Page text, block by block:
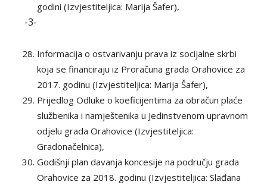
godini (Izvjestiteljica: Marija Šafer),
-3-
Informacija o ostvarivanju prava iz socijalne skrbi
koja se financiraju iz Proračuna grada Orahovice za
2017. godinu (Izvjestiteljica: Marija Šafer),
Prijedlog Odluke o koeficijentima za obračun plaće
službenika i namještenika u Jedinstvenom upravnom
odjelu grada Orahovice (Izvjestiteljica:
Gradonačelnica),
Godišnji plan davanja koncesije na području grada
Orahovice za 2018. godinu (Izvjestiteljica: Slađana